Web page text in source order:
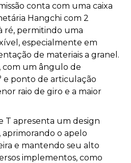
conta com uma caixa
Hangchi com 2
ré, permitindo uma
especialmente em
de materiais a granel.
com um ângulo de
e ponto de articulação
raio de giro e a maior
T apresenta um design
o apelo
e mantendo seu alto
implementos, como